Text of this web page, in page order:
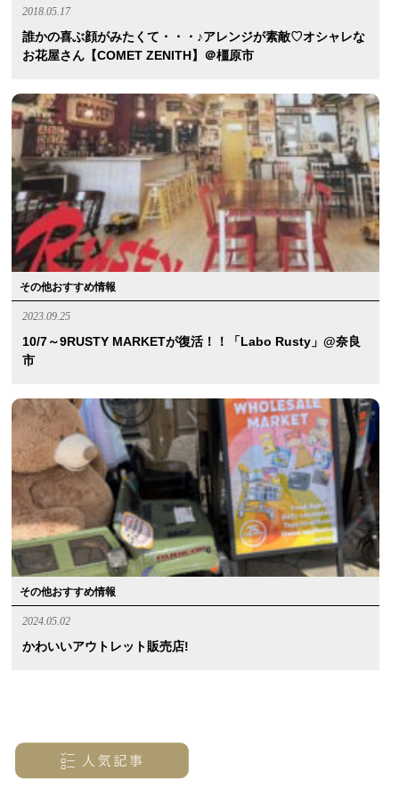
2018.05.17
誰かの喜ぶ顔がみたくて・・・♪アレンジが素敵♡オシャレな
お花屋さん【COMET ZENITH】＠橿原市
その他おすすめ情報
2023.09.25
10/7～9RUSTY MARKETが復活！！「Labo Rusty」@奈良
市
その他おすすめ情報
2024.05.02
かわいいアウトレット販売店!